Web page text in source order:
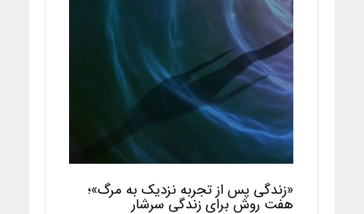
«زندگی پس از تجربه نزدیک به مرگ»؛
هفت روش برای زندگی سرشار